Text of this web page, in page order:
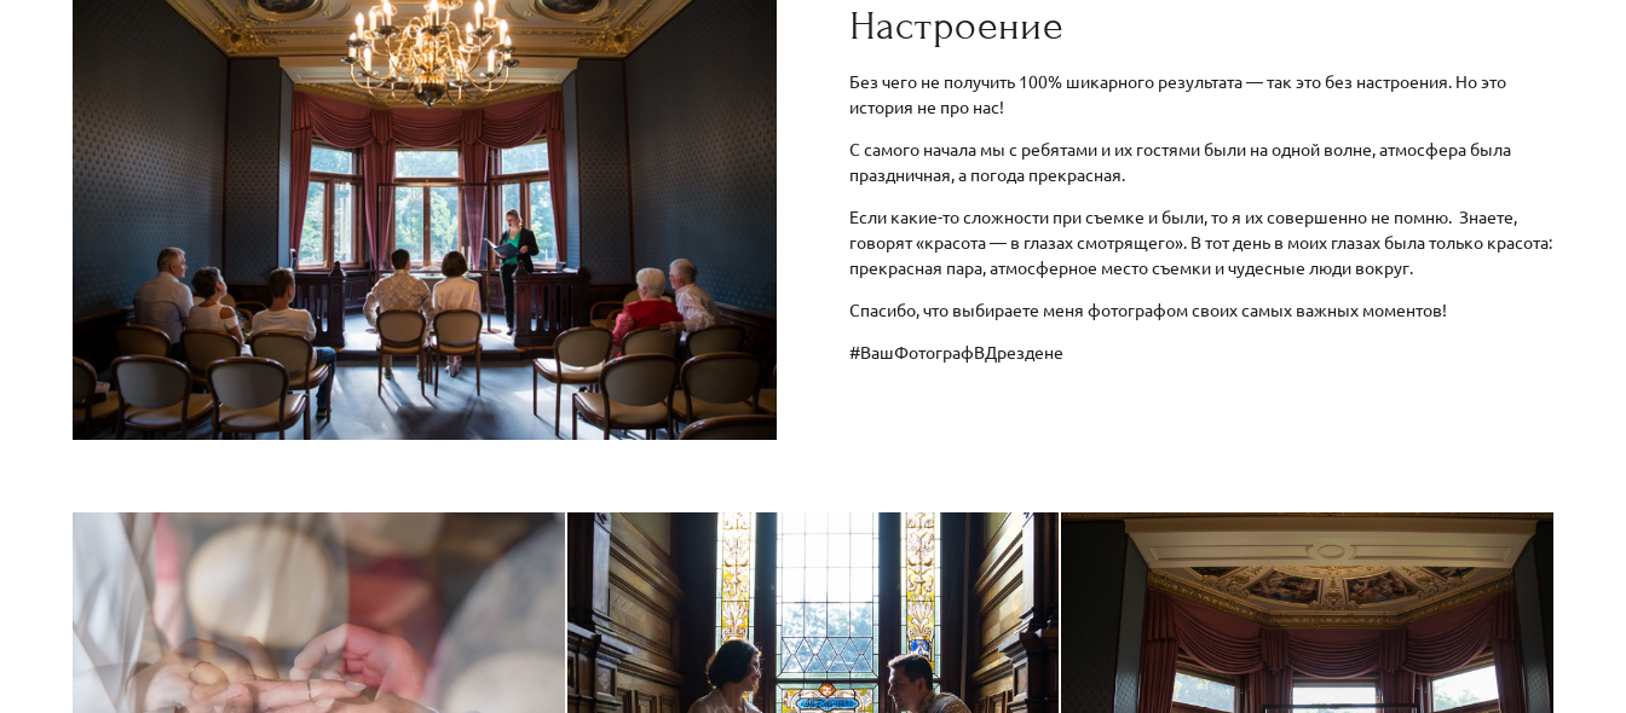
Настроение
Без чего не получить 100% шикарного результата — так это без настроения. Но это
история не про нас!
С самого начала мы с ребятами и их гостями были на одной волне, атмосфера была
праздничная, а погода прекрасная.
Если какие-то сложности при съемке и были, то я их совершенно не помню. Знаете,
говорят «красота — в глазах смотрящего». В тот день в моих глазах была только красота:
прекрасная пара, атмосферное место съемки и чудесные люди вокруг.
Спасибо, что выбираете меня фотографом своих самых важных моментов!
#ВашФотографВДрездене